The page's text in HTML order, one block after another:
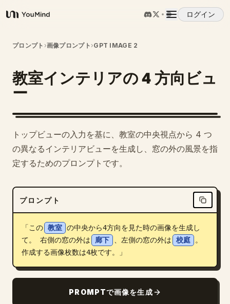
YouMind
ログイン
概要
ユースケース
スキル
プロンプト
ダウンロード
ブログ
更新情報
プロンプト ›画像プロンプト ›GPT IMAGE 2
教室インテリアの 4 方向ビュ
ー
1
トップビューの入力を基に、教室の中央視点から 4 つ
の異なるインテリアビューを生成し、窓の外の風景を指
定するためのプロンプトです。
プロンプト
「この 教室 の中央から4方向を見た時の画像を生成し
て。 右側の窓の外は
廊下 、左側の窓の外は 校庭
。
作成する画像枚数は4枚です。」
PROMPTで画像を生成